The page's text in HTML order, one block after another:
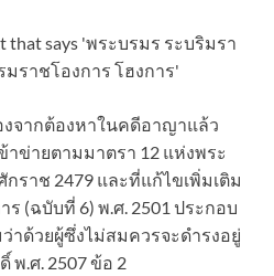
จากต้องหาในคดีอาญาแล้ว
าข่ายตามมาตรา 12 แห่งพระ
าช 2479 และที่แก้ไขเพิ่มเติม
(ฉบับที่ 6) พ.ศ. 2501 ประกอบ
าด้วยผู้ซึ่งไม่สมควรจะดำรงอยู่
พ.ศ. 2507 ข้อ 2